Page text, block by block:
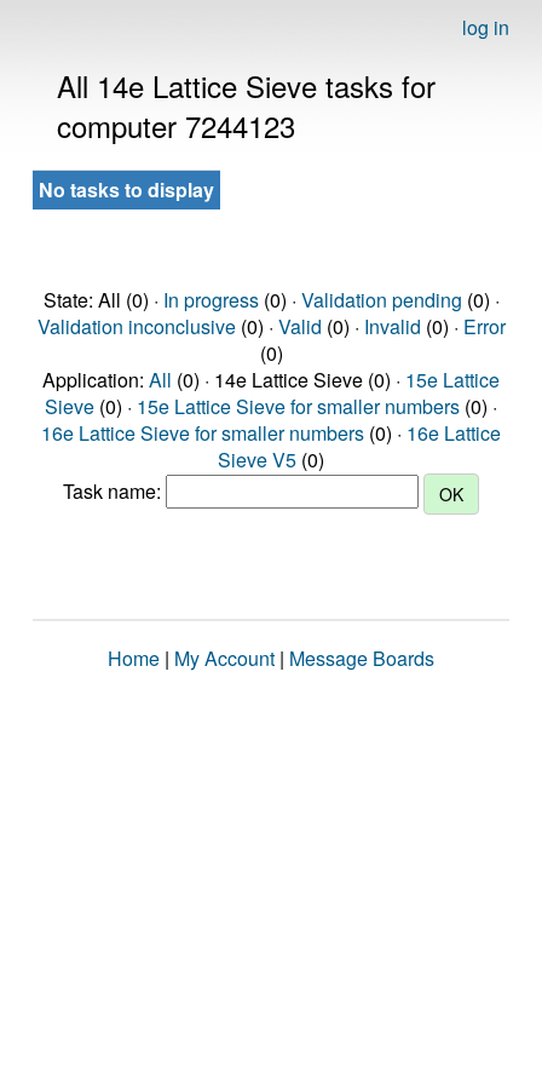
log in
All 14e Lattice Sieve tasks for
computer 7244123
No tasks to display
State: All (0) · In progress(0) · Validation pending (0) ·
Validation inconclusive(0) · Valid (0) · Invalid (0) · Error
(0)
Application: All (0) · 14e Lattice Sieve (0) · 15e Lattice
Sieve (0) · 15e Lattice Sieve for smaller numbers (0) ·
16e Lattice Sieve for smaller numbers (0) · 16e Lattice
Sieve V5 (0)
Task name:
Home | My Account | Message Boards